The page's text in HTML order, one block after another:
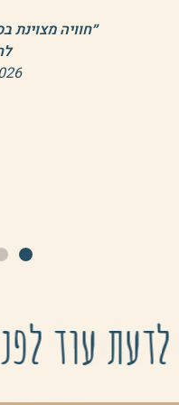
״חוויה מרעננת
נשלב
עוד